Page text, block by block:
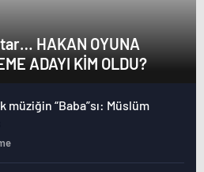
HAKAN OYUNA
ADAYI KİM OLDU?
müziğin “Baba”sı: Müslüm